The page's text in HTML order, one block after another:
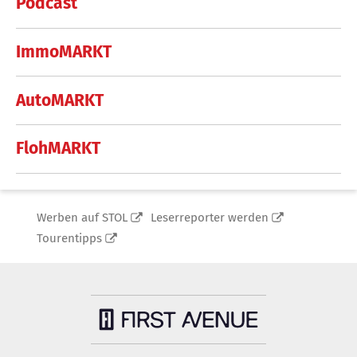
ImmoMARKT
AutoMARKT
FlohMARKT
Werben auf STOL
Leserreporter werden
Tourentipps